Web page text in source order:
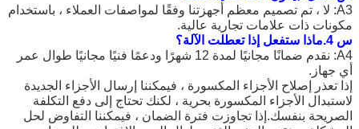
A3: لا ، تم تصميم معظم أجهزتنا وفقًا لمواصفات العملاء ، باستخدام
مكونات ذات علامات تجارية عالية.
س 4.ماذا ستفعل إذا تعطلت الآلة؟
A4: نقدم ضمانًا مجانيًا لمدة 12 شهرًا ودعمًا فنيًا مجانيًا طوال عمر
أي جهاز.
إذا تعذر إصلاح الأجزاء المكسورة ، فيمكننا إرسال الأجزاء الجديدة
لاستبدال الأجزاء المكسورة بحرية ، لكنك تحتاج إلى دفع التكلفة
الصريحة بنفسك.إذا تجاوزت فترة الضمان ، فيمكننا التفاوض لحل